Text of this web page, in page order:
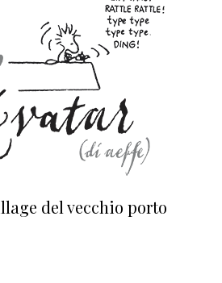
del vecchio porto